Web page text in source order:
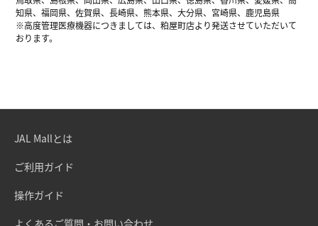
知県、福岡県、佐賀県、長崎県、熊本県、大分県、宮崎県、鹿児島県
※高度管理医療機器につきましては、粕屋町店より発送させていただいて
おります。
JAL Mallとは
ご利用ガイド
操作ガイド